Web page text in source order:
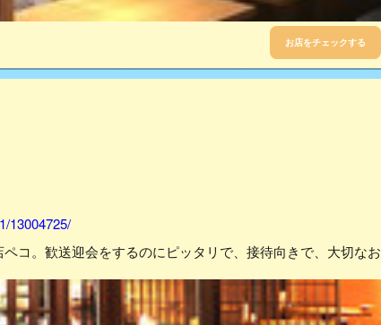
お店をチェックする
13004725/
コ。歓送迎会をするのにピッタリで、接待向きで、大切なお